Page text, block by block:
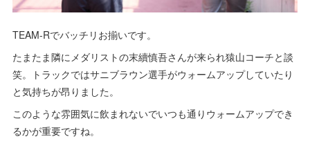
TEAM-Rでバッチリお揃いです。
たまたま隣にメダリストの末續慎吾さんが来られ猿山コーチと談
笑。トラックではサニブラウン選手がウォームアップしていたり
と気持ちが昂りました。
このような雰囲気に飲まれないでいつも通りウォームアップでき
るかが重要ですね。